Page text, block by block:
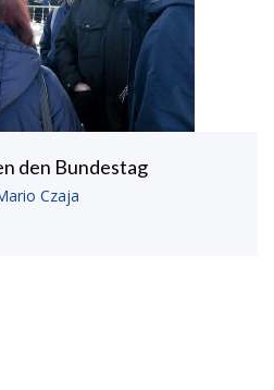
den Bundestag
Czaja